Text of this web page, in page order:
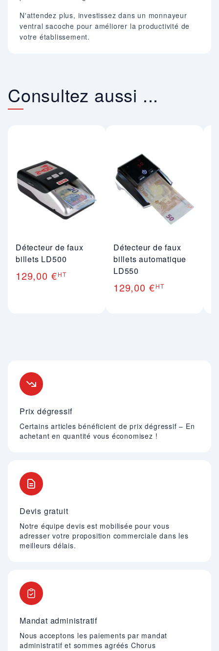
N'attendez plus, investissez dans un monnayeur
ventral sacoche pour améliorer la productivité de
votre établissement.
Consultez aussi ...
Détecteur de faux
billets LD500
129,00 €HT
Détecteur de faux
billets automatique
LD550
129,00 €HT
Prix dégressif
Certains articles bénéficient de prix dégressif – En
achetant en quantité vous économisez !
Devis gratuit
Notre équipe devis est mobilisée pour vous
adresser votre proposition commerciale dans les
meilleurs délais.
Mandat administratif
Nous acceptons les paiements par mandat
administratif et sommes agréés Chorus